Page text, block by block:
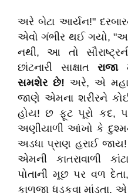
અરે બેટા આર્યન!"
એવો ગંભીર થઈ ગયો, "આ
નથી, આ તો
છાંટનારી સાક્ષાત રાજા
સમશેર છે! અરે, એ
જાણે એમના શરીરને કોઈ
હોય! છ ફૂટ પૂરો કદ,
અણીયાળી આંખો કે
અડધા પ્રાણ હરાઈ
એમની કાતરાવાળી
પોતાની મૂછ પર વળ
કાળજા ધડકવા માંડતા.